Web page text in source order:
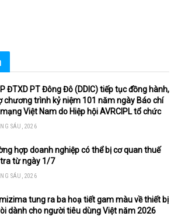
ĐTXD PT Đông Đô (DDIC) tiếp tục đồng hành,
chương trình kỷ niệm 101 năm ngày Báo chí
Việt Nam do Hiệp hội AVRCIPL tổ chức
SÁU, 2026
hợp doanh nghiệp có thể bị cơ quan thuế
tra từ ngày 1/7
SÁU, 2026
tung ra ba hoạ tiết gam màu về thiết bị
dành cho người tiêu dùng Việt năm 2026